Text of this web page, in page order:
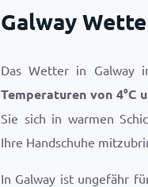
Galway
Das Wetter in Galway
Temperaturen von 4°C
Sie sich in warmen
Ihre Handschuhe
In Galway ist ungefähr